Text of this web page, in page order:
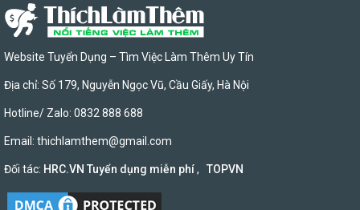
Website Tuyển Dụng – Tìm Việc Làm Thêm Uy Tín
Địa chỉ: Số 179, Nguyễn Ngọc Vũ, Cầu Giấy, Hà Nội
Hotline/ Zalo: 0832 888 688
Email: thichlamthem@gmail.com
Đối tác: HRC.VN Tuyển dụng miễn phí, TOPVN